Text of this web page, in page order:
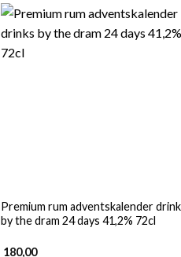
Premium rum adventskalender
by the dram 24 days 41,2% 72cl
180,00